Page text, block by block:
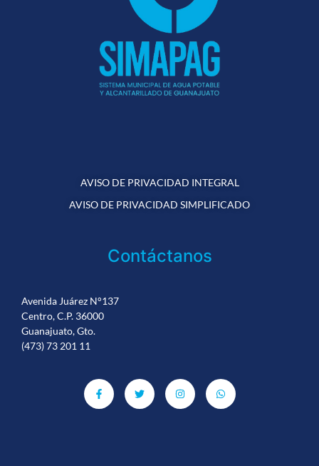
AVISO DE PRIVACIDAD INTEGRAL
AVISO DE PRIVACIDAD SIMPLIFICADO
Contáctanos
Avenida Juárez N°137
Centro, C.P. 36000
Guanajuato, Gto.
(473) 73 201 11